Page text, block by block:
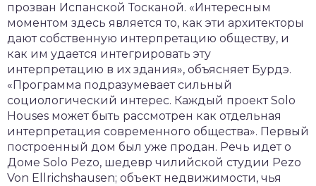
прозван Испанской Тосканой. «Интересным
моментом здесь является то, как эти архитекторы
дают собственную интерпретацию обществу, и
как им удается интегрировать эту
интерпретацию в их здания», объясняет Бурдэ.
«Программа подразумевает сильный
социологический интерес. Каждый проект Solo
Houses может быть рассмотрен как отдельная
интерпретация современного общества». Первый
построенный дом был уже продан. Речь идет о
Доме Solo Pezo, шедевр чилийской студии Pezo
Von Ellrichshausen; объект недвижимости, чья